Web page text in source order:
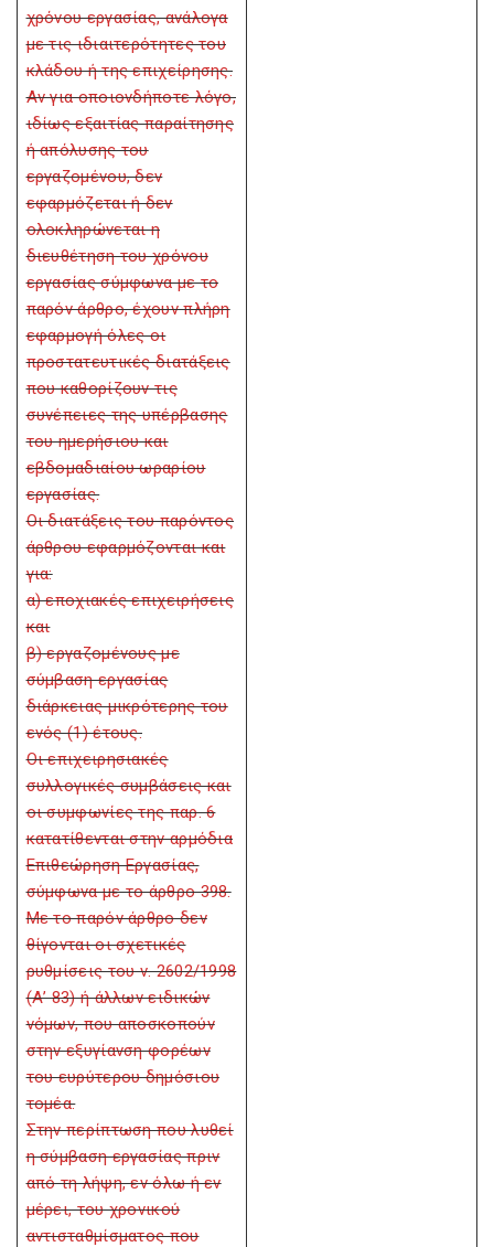
χρόνου εργασίας, ανάλογα
με τις ιδιαιτερότητες του
κλάδου ή της επιχείρησης.
Αν για οποιονδήποτε λόγο,
ιδίως εξαιτίας παραίτησης
ή απόλυσης του
εργαζομένου, δεν
εφαρμόζεται ή δεν
ολοκληρώνεται η
διευθέτηση του χρόνου
εργασίας σύμφωνα με το
παρόν άρθρο, έχουν πλήρη
εφαρμογή όλες οι
προστατευτικές διατάξεις
που καθορίζουν τις
συνέπειες της υπέρβασης
του ημερήσιου και
εβδομαδιαίου ωραρίου
εργασίας.
Οι διατάξεις του παρόντος
άρθρου εφαρμόζονται και
για:
α) εποχιακές επιχειρήσεις
και
β) εργαζομένους με
σύμβαση εργασίας
διάρκειας μικρότερης του
ενός (1) έτους.
Οι επιχειρησιακές
συλλογικές συμβάσεις και
οι συμφωνίες της παρ. 6
κατατίθενται στην αρμόδια
Επιθεώρηση Εργασίας,
σύμφωνα με το άρθρο 398.
Με το παρόν άρθρο δεν
θίγονται οι σχετικές
ρυθμίσεις του ν. 2602/1998
(Α’ 83) ή άλλων ειδικών
νόμων, που αποσκοπούν
στην εξυγίανση φορέων
του ευρύτερου δημόσιου
τομέα.
Στην περίπτωση που λυθεί
η σύμβαση εργασίας πριν
από τη λήψη, εν όλω ή εν
μέρει, του χρονικού
αντισταθμίσματος που